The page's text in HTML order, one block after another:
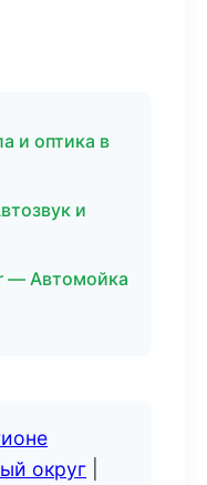
и оптика в
и
— Автомойка
округ